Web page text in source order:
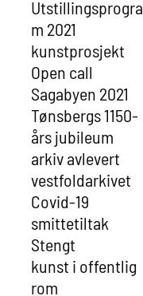
Utstillingsprogra
m 2021
kunstprosjekt
Open call
Sagabyen 2021
Tønsbergs 1150-
års jubileum
arkiv avlevert
vestfoldarkivet
Covid-19
smittetiltak
Stengt
kunst i offentlig
rom